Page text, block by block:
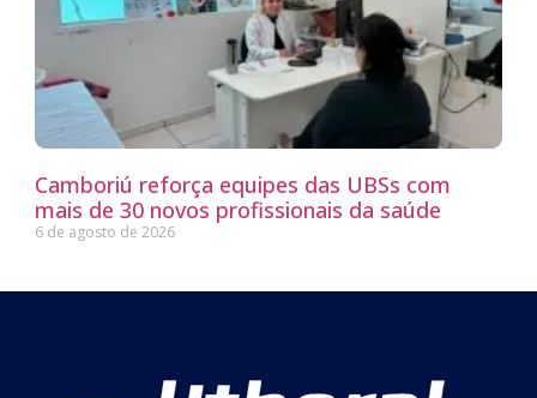
Camboriú reforça equipes das UBSs com
mais de 30 novos profissionais da saúde
6 de agosto de 2026